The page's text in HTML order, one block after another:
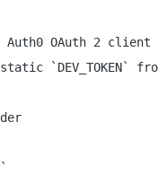
Auth0 OAuth 2
`DEV_TOKEN`